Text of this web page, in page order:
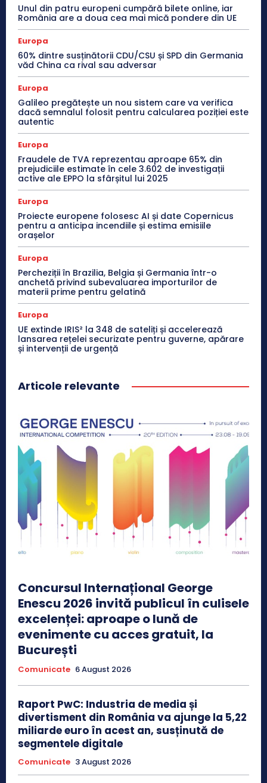
Unul din patru europeni cumpără bilete online, iar
România are a doua cea mai mică pondere din UE
Europa
60% dintre susținătorii CDU/CSU și SPD din Germania
văd China ca rival sau adversar
Europa
Galileo pregătește un nou sistem care va verifica
dacă semnalul folosit pentru calcularea poziției este
autentic
Europa
Fraudele de TVA reprezentau aproape 65% din
prejudiciile estimate în cele 3.602 de investigații
active ale EPPO la sfârșitul lui 2025
Europa
Proiecte europene folosesc AI și date Copernicus
pentru a anticipa incendiile și estima emisiile
orașelor
Europa
Percheziții în Brazilia, Belgia și Germania într-o
anchetă privind subevaluarea importurilor de
materii prime pentru gelatină
Europa
UE extinde IRIS² la 348 de sateliți și accelerează
lansarea rețelei securizate pentru guverne, apărare
și intervenții de urgență
Articole relevante
Concursul Internațional George
Enescu 2026 invită publicul în culisele
excelenței: aproape o lună de
evenimente cu acces gratuit, la
București
Comunicate 6 August 2026
Raport PwC: Industria de media și
divertisment din România va ajunge la 5,22
miliarde euro în acest an, susținută de
segmentele digitale
Comunicate 3 August 2026